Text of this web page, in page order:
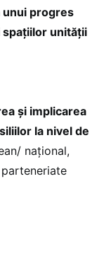
unui progres
unităţii
şi implicarea
la nivel de
naţional,